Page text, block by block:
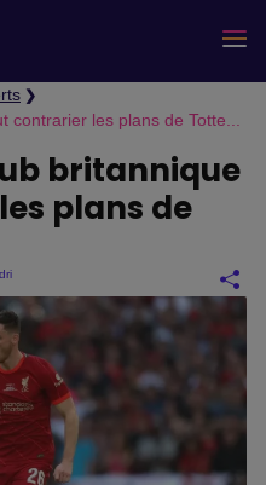
❯
Un ambitieux club britannique veut contrarier les plans de Tottenham
britannique
plans de